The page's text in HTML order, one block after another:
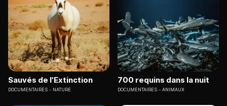
Sauvés de l'Extinction
DOCUMENTAIRES NATURE
700 requins dans la nuit
DOCUMENTAIRES ANIMAUX